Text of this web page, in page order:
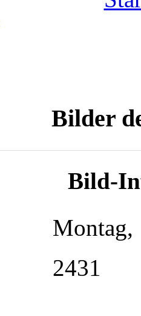
Bilder
Bild-
Montag,
2431